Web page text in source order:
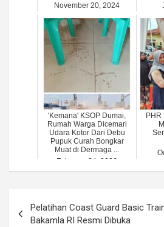
November 20, 2024
'Kemana' KSOP Dumai,
Rumah Warga Dicemari
Udara Kotor Dari Debu
Pupuk Curah Bongkar
Muat di Dermaga ...
February 24, 2026
PHR
navigation
Pelatihan Coast Guard Basic
Bakamla RI Resmi Dibuka